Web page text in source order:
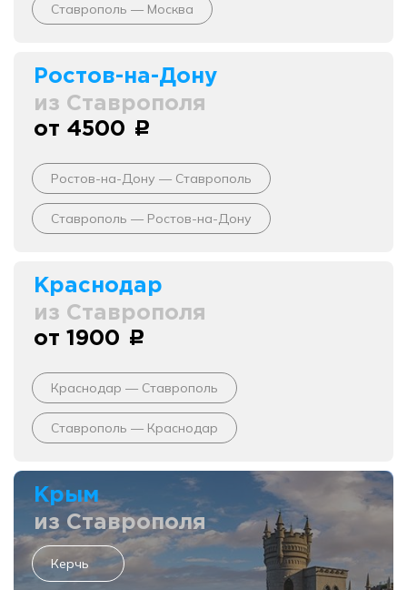
Ставрополь — Москва
Ростов-на-Дону
из Ставрополя
от 4500 c
Ростов-на-Дону — Ставрополь
Ставрополь — Ростов-на-Дону
Краснодар
из Ставрополя
от 1900 c
Краснодар — Ставрополь
Ставрополь — Краснодар
Крым
из Ставрополя
Керчь